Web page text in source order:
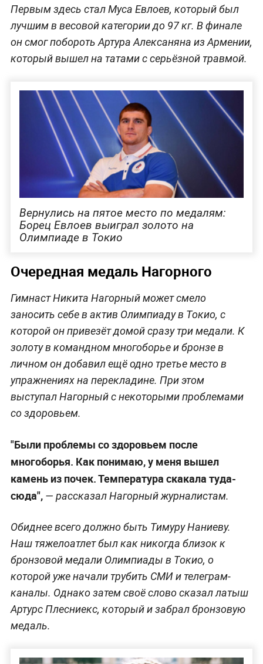
Первым здесь стал Муса Евлоев, который был
лучшим в весовой категории до 97 кг. В финале
он смог побороть Артура Алексаняна из Армении,
который вышел на татами с серьёзной травмой.
Вернулись на пятое место по медалям:
Борец Евлоев выиграл золото на
Олимпиаде в Токио
Очередная медаль Нагорного
Гимнаст Никита Нагорный может смело
заносить себе в актив Олимпиаду в Токио, с
которой он привезёт домой сразу три медали. К
золоту в командном многоборье и бронзе в
личном он добавил ещё одно третье место в
упражнениях на перекладине. При этом
выступал Нагорный с некоторыми проблемами
со здоровьем.
"Были проблемы со здоровьем после
многоборья. Как понимаю, у меня вышел
камень из почек. Температура скакала туда-
сюда",— рассказал Нагорный журналистам.
Обиднее всего должно быть Тимуру Наниеву.
Наш тяжелоатлет был как никогда близок к
бронзовой медали Олимпиады в Токио, о
которой уже начали трубить СМИ и телеграм-
каналы. Однако затем своё слово сказал латыш
Артурс Плесниекс, который и забрал бронзовую
медаль.